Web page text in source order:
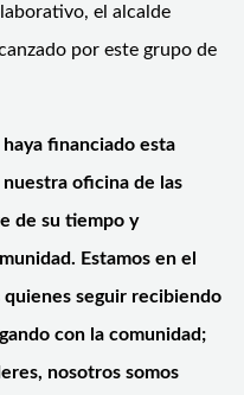
el alcalde
por este grupo de
financiado esta
oficina de las
de su tiempo y
Estamos en el
seguir recibiendo
con la comunidad;
nosotros somos